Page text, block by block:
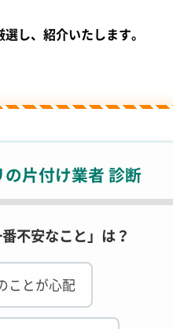
し、紹介いたします。
片付け業者 診断
不安なこと」は？
ことが心配